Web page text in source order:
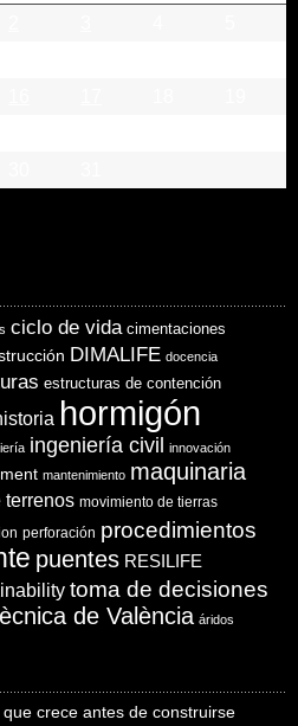
ciclo de vida cimentaciones
DIMALIFE docencia
estructuras de contención
hormigón
ingeniería civil innovación
mantenimiento maquinaria
terrenos movimiento de tierras
perforación procedimientos
puentes RESILIFE
toma de decisiones
de València áridos
crece antes de construirse